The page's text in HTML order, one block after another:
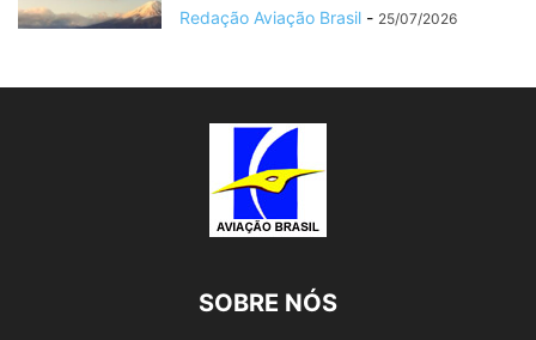
Redação Aviação Brasil - 25/07/2026
SOBRE NÓS